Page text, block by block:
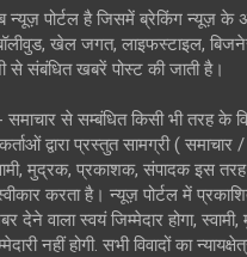
न्यूज़ पोर्टल है जिसमें ब्रेकिंग न्यूज़ के
खेल जगत, लाइफस्टाइल,
से संबंधित खबरें पोस्ट की जाती है।
से सम्बंधित किसी भी तरह के
द्वारा प्रस्तुत सामग्री ( समाचार
मुद्रक, प्रकाशक, संपादक इस
करता है। न्यूज़ पोर्टल में
देने वाला स्वयं जिम्मेदार होगा,
नहीं होगी. सभी विवादों का